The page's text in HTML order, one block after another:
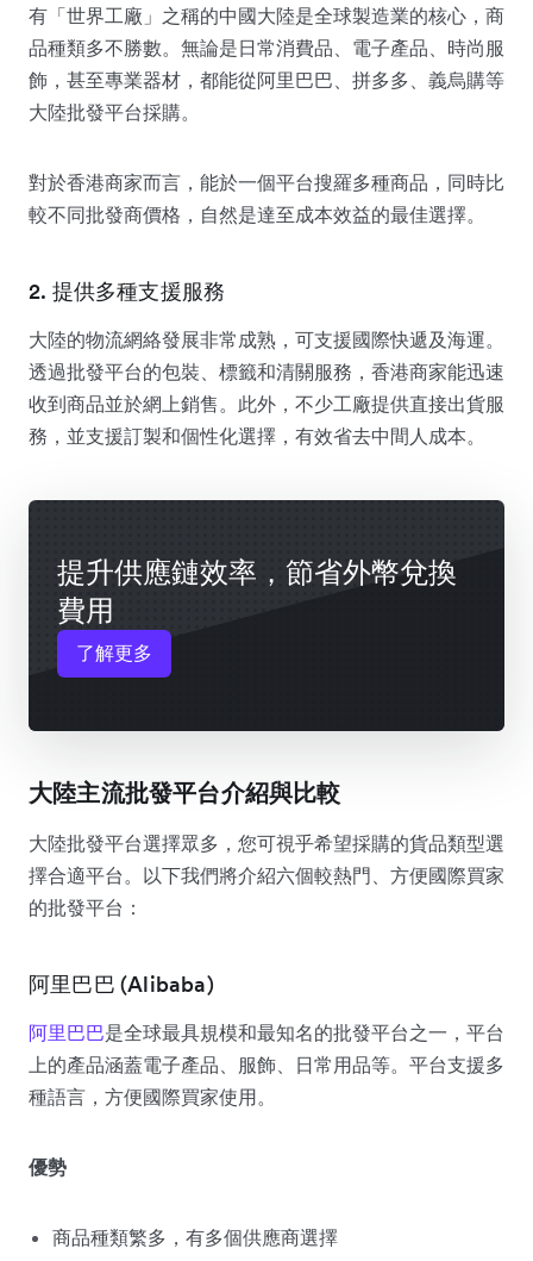
有「世界工廠」之稱的中國大陸是全球製造業的核心，商
品種類多不勝數。無論是日常消費品、電子產品、時尚服
飾，甚至專業器材，都能從阿里巴巴、拼多多、義烏購等
大陸批發平台採購。
對於香港商家而言，能於一個平台搜羅多種商品，同時比
較不同批發商價格，自然是達至成本效益的最佳選擇。
2. 提供多種支援服務
大陸的物流網絡發展非常成熟，可支援國際快遞及海運。
透過批發平台的包裝、標籤和清關服務，香港商家能迅速
收到商品並於網上銷售。此外，不少工廠提供直接出貨服
務，並支援訂製和個性化選擇，有效省去中間人成本。
提升供應鏈效率，節省外幣兌換
費用
了解更多
大陸主流批發平台介紹與比較
大陸批發平台選擇眾多，您可視乎希望採購的貨品類型選
擇合適平台。以下我們將介紹六個較熱門、方便國際買家
的批發平台：
阿里巴巴 (Alibaba)
阿里巴巴是全球最具規模和最知名的批發平台之一，平台
上的產品涵蓋電子產品、服飾、日常用品等。平台支援多
種語言，方便國際買家使用。
優勢
商品種類繁多，有多個供應商選擇